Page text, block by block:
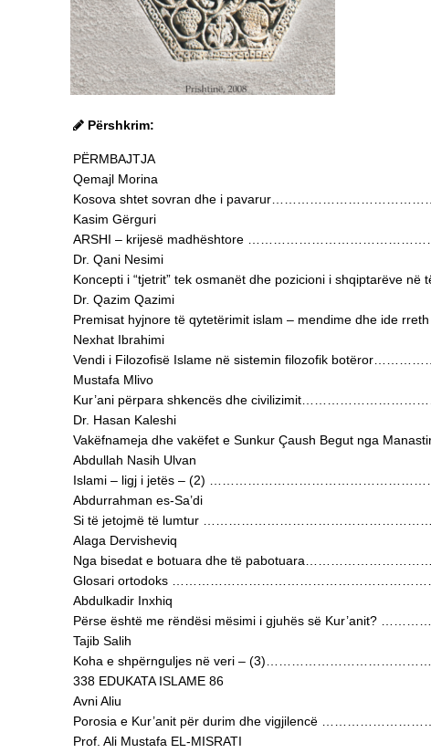
Përshkrim:
PËRMBAJTJA
Qemajl Morina
Kosova shtet sovran dhe i
Kasim Gërguri
ARSHI – krijesë madhështore
Dr. Qani Nesimi
Koncepti i “tjetrit” tek osmanët dhe pozicioni i shqiptarëve në
Dr. Qazim Qazimi
Premisat hyjnore të qytetërimit islam – mendime
Nexhat Ibrahimi
Vendi i Filozofisë Islame në sistemin filozofik
Mustafa Mlivo
Kur’ani përpara shkencës dhe
Dr. Hasan Kaleshi
Vakëfnameja dhe vakëfet e Sunkur Çaush Begut nga
Abdullah Nasih Ulvan
Islami – ligj i jetës – (2)
Abdurrahman es-Sa’di
Si të jetojmë të lumtur
Alaga Dervisheviq
Nga bisedat e botuara dhe të
Glosari ortodoks
Abdulkadir Inxhiq
Përse është me rëndësi mësimi i gjuhës së Kur’anit?
Tajib Salih
Koha e shpërnguljes në veri –
338 EDUKATA ISLAME 86
Avni Aliu
Porosia e Kur’anit për durim dhe vigjilencë
Prof. Ali Mustafa EL-MISRATI